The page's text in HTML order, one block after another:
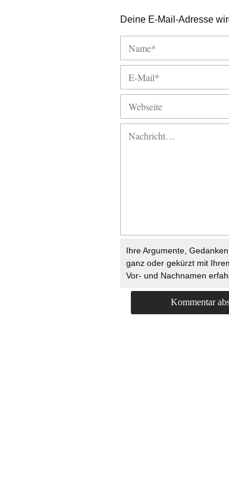
Deine E-Mail-Adresse
Ihre Argumente,
ganz oder gekürzt mit
Vor- und Nachnamen